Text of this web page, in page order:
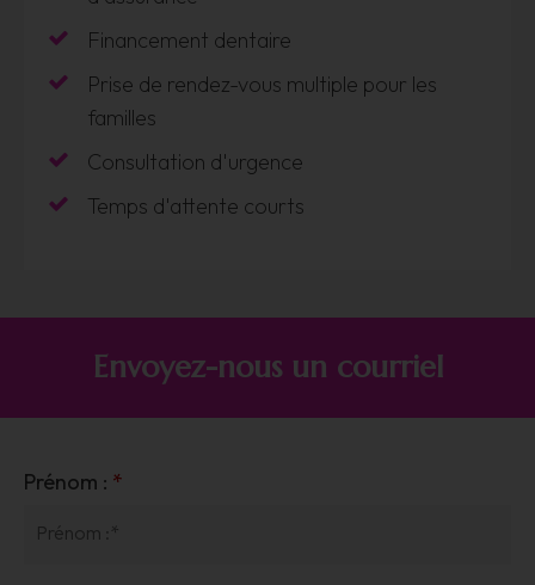
Financement dentaire
Prise de rendez-vous multiple pour les
familles
Consultation d'urgence
Temps d'attente courts
Envoyez-nous un courriel
Prénom : *